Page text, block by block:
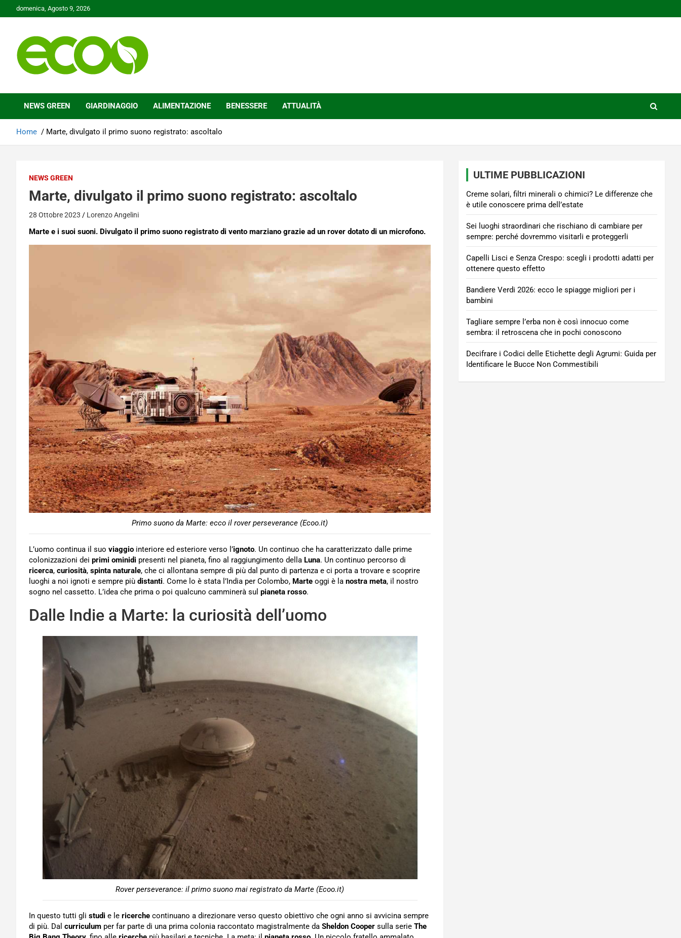
to
domenica, Agosto 9, 2026
Ecoo.it
NEWS GREEN GIARDINAGGIO ALIMENTAZIONE BENESSERE ATTUALITÀ
Home Marte, divulgato il primo suono registrato: ascoltalo
NEWS GREEN
Marte, divulgato il primo suono registrato: ascoltalo
28 Ottobre 2023 Lorenzo Angelini
Marte e i suoi suoni. Divulgato il primo suono registrato di vento marziano grazie ad un rover dotato di un microfono.
Primo suono da Marte: ecco il rover perseverance (Ecoo.it)
L’uomo continua il suo viaggio interiore ed esteriore verso l’ignoto. Un continuo che ha caratterizzato dalle prime
colonizzazioni dei primi ominidi presenti nel pianeta, fino al raggiungimento della Luna. Un continuo percorso di
ricerca, curiosità, spinta naturale, che ci allontana sempre di più dal punto di partenza e ci porta a trovare e scoprire
luoghi a noi ignoti e sempre più distanti. Come lo è stata l’India per Colombo, Marte oggi è la nostra meta, il nostro
sogno nel cassetto. L’idea che prima o poi qualcuno camminerà sul pianeta rosso.
Dalle Indie a Marte: la curiosità dell’uomo
Rover perseverance: il primo suono mai registrato da Marte (Ecoo.it)
In questo tutti gli studi e le ricerche continuano a direzionare verso questo obiettivo che ogni anno si avvicina sempre
di più. Dal curriculum per far parte di una prima colonia raccontato magistralmente da Sheldon Cooper sulla serie The
ULTIME PUBBLICAZIONI
Creme solari, filtri minerali o chimici? Le differenze che
è utile conoscere prima dell’estate
Sei luoghi straordinari che rischiano di cambiare per
sempre: perché dovremmo visitarli e proteggerli
Capelli Lisci e Senza Crespo: scegli i prodotti adatti per
ottenere questo effetto
Bandiere Verdi 2026: ecco le spiagge migliori per i
bambini
Tagliare sempre l’erba non è così innocuo come
sembra: il retroscena che in pochi conoscono
Decifrare i Codici delle Etichette degli Agrumi: Guida per
Identificare le Bucce Non Commestibili